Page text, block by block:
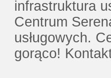
infrastruktura
Centrum
usługowych.
gorąco!